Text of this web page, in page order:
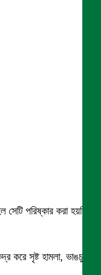
সেটি পরিষ্কার করা হয়নি।
করে সৃষ্ট হামলা, ভাঙচুর,